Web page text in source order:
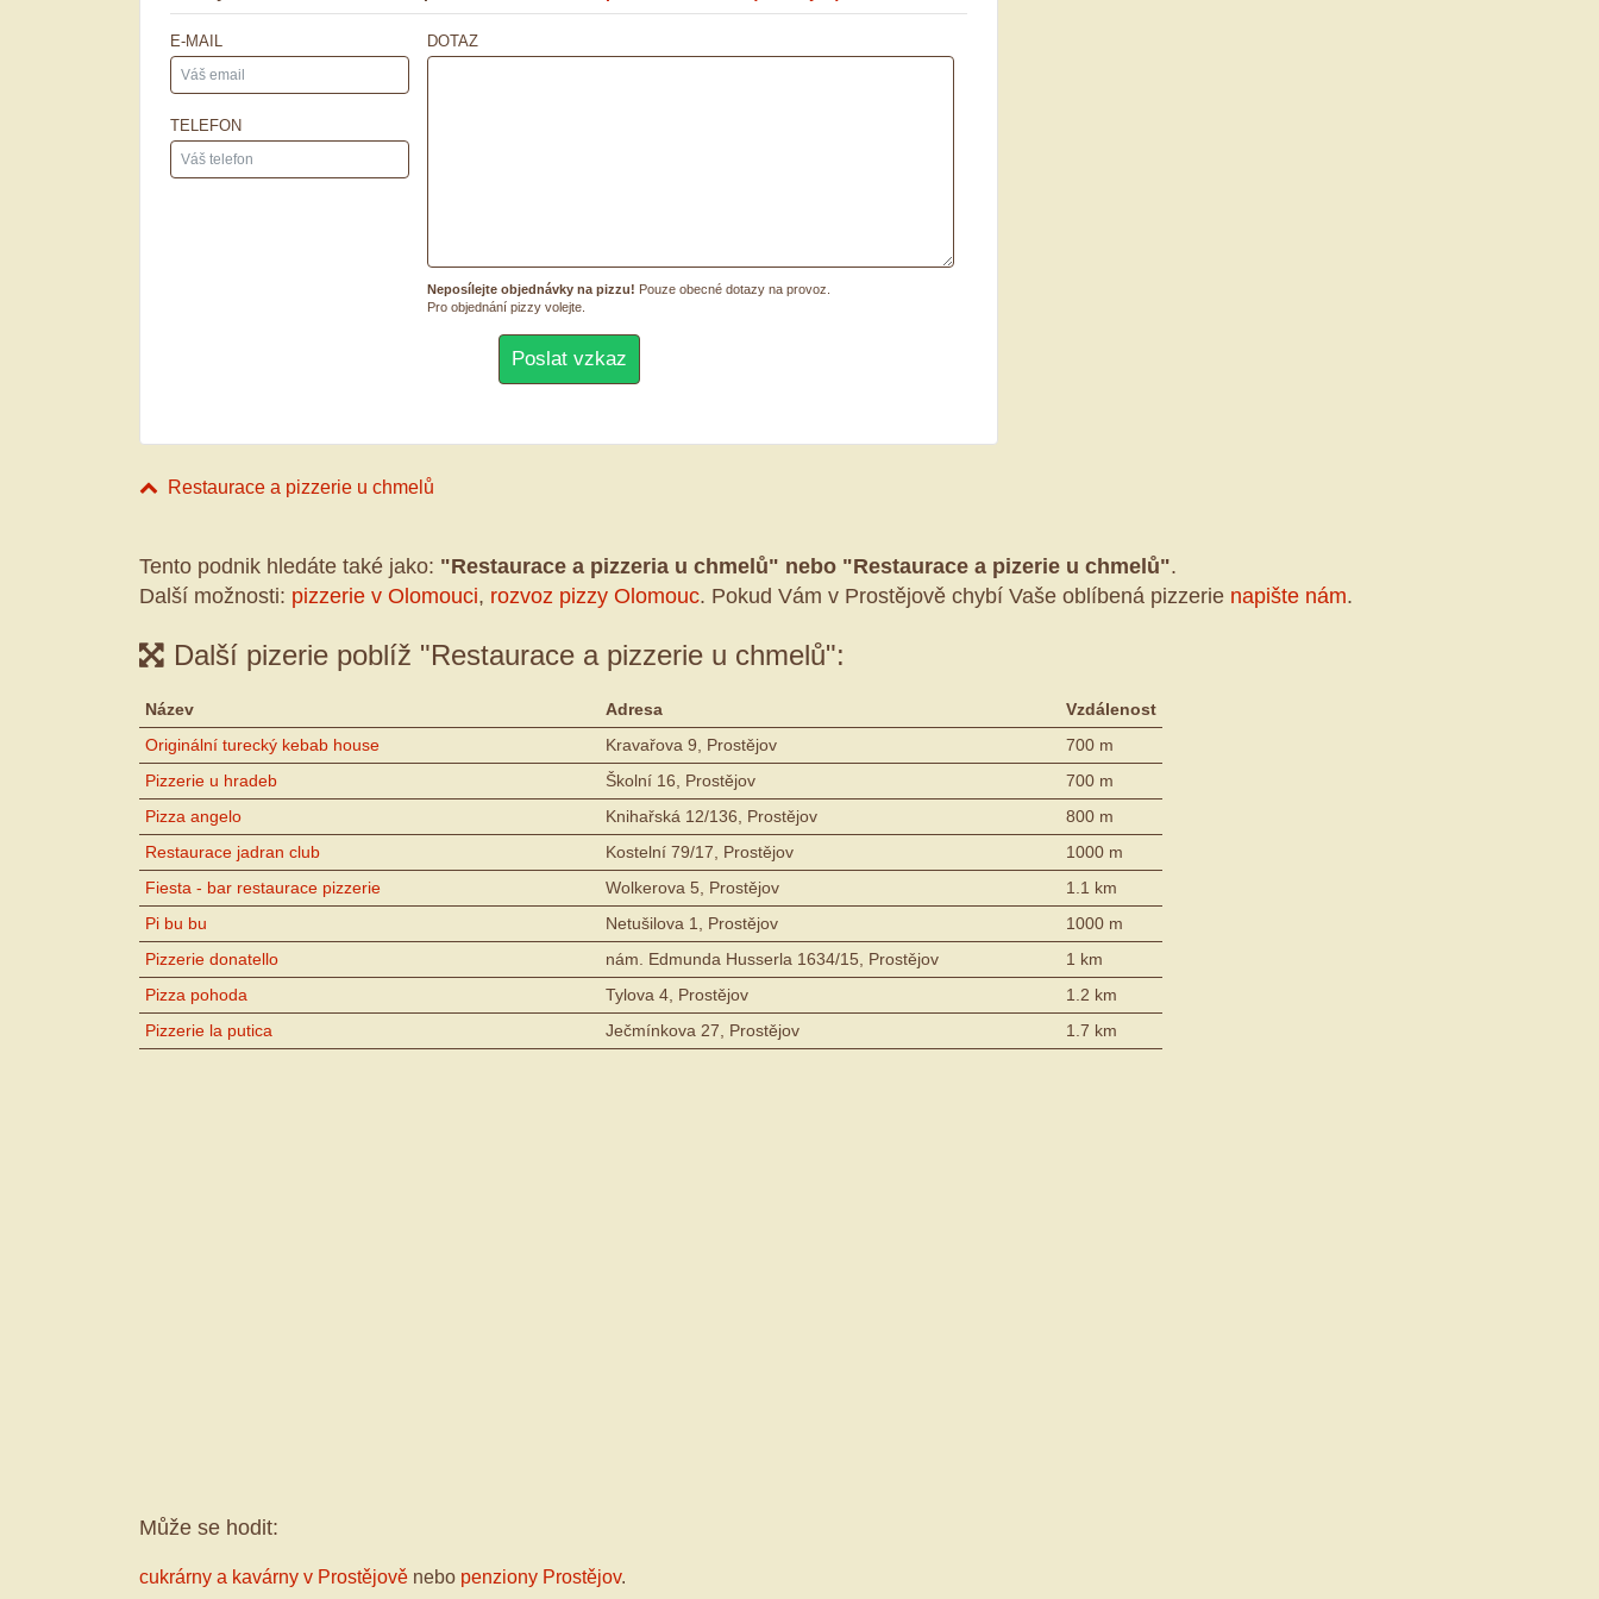
E-MAIL
TELEFON
DOTAZ
Neposílejte objednávky na pizzu! Pouze obecné dotazy na provoz.
Pro objednání pizzy volejte.
Restaurace a pizzerie u chmelů
Tento podnik hledáte také jako: "Restaurace a pizzeria u chmelů" nebo "Restaurace a pizerie u chmelů".
Další možnosti: pizzerie v Olomouci, rozvoz pizzy Olomouc. Pokud Vám v Prostějově chybí Vaše oblíbená pizzerie napište nám.
Další pizerie poblíž "Restaurace a pizzerie u chmelů":
Název Adresa
Vzdálenost
Originální turecký kebab house
Kravařova 9, Prostějov
700 m
Pizzerie u hradeb
Školní 16, Prostějov
700 m
Pizza angelo
Knihařská 12/136, Prostějov
800 m
Restaurace jadran club
Kostelní 79/17, Prostějov
1000 m
Fiesta - bar restaurace pizzerie
Wolkerova 5, Prostějov
1.1 km
Pi bu bu
Netušilova 1, Prostějov
1000 m
Pizzerie donatello
nám. Edmunda Husserla 1634/15, Prostějov
1 km
Pizza pohoda
Tylova 4, Prostějov
1.2 km
Pizzerie la putica
Ječmínkova 27, Prostějov 1.7 km
Může se hodit:
cukrárny a kavárny v Prostějově nebo penziony Prostějov.